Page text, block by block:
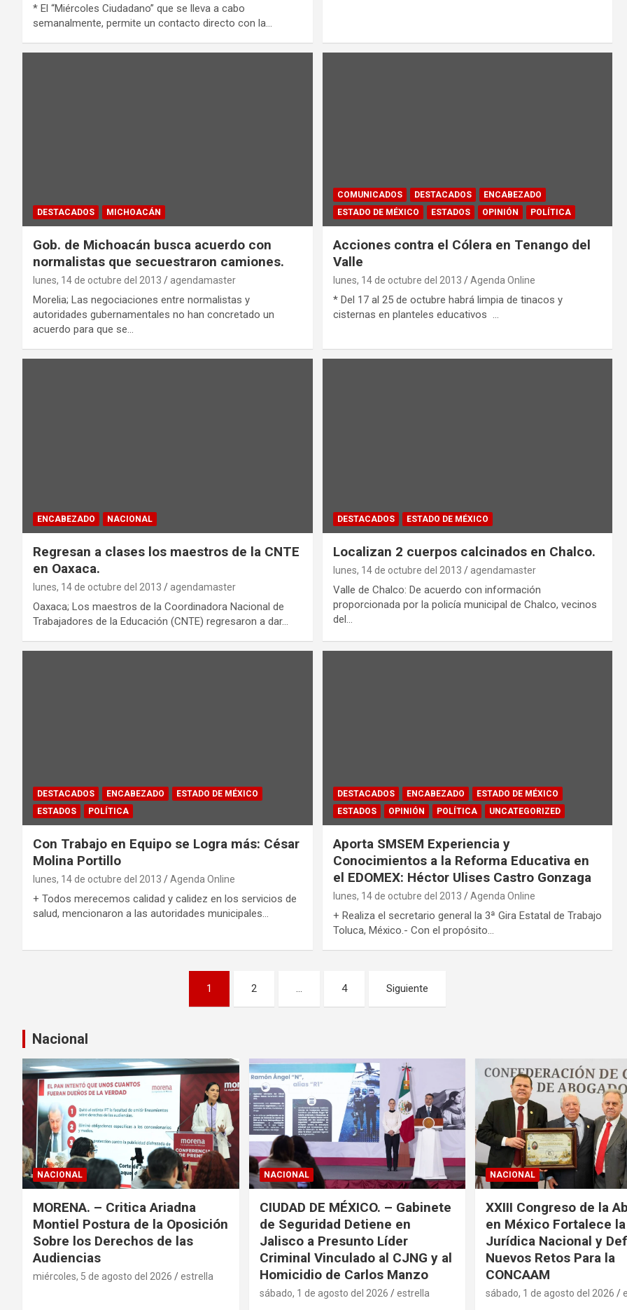
* El “Miércoles Ciudadano” que se lleva a cabo
semanalmente, permite un contacto directo con la…
DESTACADOS MICHOACÁN
Gob. de Michoacán busca acuerdo con
normalistas que secuestraron camiones.
lunes, 14 de octubre del 2013 agendamaster
Morelia; Las negociaciones entre normalistas y
autoridades gubernamentales no han concretado un
acuerdo para que se…
COMUNICADOS DESTACADOS
ENCABEZADO
ESTADO DE MÉXICO
ESTADOS OPINIÓN POLÍTICA
Acciones contra el Cólera en Tenango del
Valle
lunes, 14 de octubre del 2013 Agenda Online
* Del 17 al 25 de octubre habrá limpia de tinacos y
cisternas en planteles educativos …
ENCABEZADO NACIONAL
Regresan a clases los maestros de la CNTE
en Oaxaca.
lunes, 14 de octubre del 2013 agendamaster
Oaxaca; Los maestros de la Coordinadora Nacional de
Trabajadores de la Educación (CNTE) regresaron a dar…
DESTACADOS ESTADO DE MÉXICO
Localizan 2 cuerpos calcinados en Chalco.
lunes, 14 de octubre del 2013 agendamaster
Valle de Chalco: De acuerdo con información
proporcionada por la policía municipal de Chalco, vecinos
del…
DESTACADOS ENCABEZADO
ESTADO DE MÉXICO
ESTADOS
POLÍTICA
Con Trabajo en Equipo se Logra más: César
Molina Portillo
lunes, 14 de octubre del 2013 Agenda Online
+ Todos merecemos calidad y calidez en los servicios de
salud, mencionaron a las autoridades municipales…
DESTACADOS ENCABEZADO
ESTADO DE MÉXICO
ESTADOS
OPINIÓN POLÍTICA UNCATEGORIZED
Aporta SMSEM Experiencia y
Conocimientos a la Reforma Educativa en
el EDOMEX: Héctor Ulises Castro Gonzaga
lunes, 14 de octubre del 2013 Agenda Online
+ Realiza el secretario general la 3ª Gira Estatal de Trabajo
Toluca, México.- Con el propósito…
g
i
n
c
i
ó
n
d
1 2 … 4 Siguiente
Nacional
NACIONAL
MORENA. – Critica Ariadna
Montiel Postura de la Oposición
Sobre los Derechos de las
Audiencias
miércoles, 5 de agosto del 2026 estrella
NACIONAL
CIUDAD DE MÉXICO. – Gabinete
de Seguridad Detiene en
Jalisco a Presunto Líder
Criminal Vinculado al CJNG y al
Homicidio de Carlos Manzo
sábado, 1 de agosto del 2026 estrella
NACIONAL
XXIII Congreso de la
en México Fortalece
Jurídica Nacional y
Nuevos Retos Para la
CONCAAM
sábado, 1 de agosto del 2026